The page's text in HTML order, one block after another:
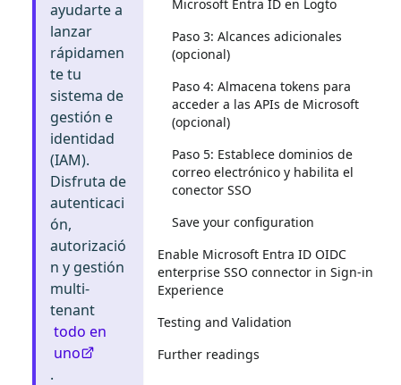
ayudarte a
lanzar
rápidamen
te tu
sistema de
gestión e
identidad
(IAM).
Disfruta de
autenticaci
ón,
autorizació
n y gestión
multi-
tenant
todo en
uno
.
Microsoft Entra ID en Logto
Paso 3: Alcances adicionales
(opcional)
Paso 4: Almacena tokens para
acceder a las APIs de Microsoft
(opcional)
Paso 5: Establece dominios de
correo electrónico y habilita el
conector SSO
Save your configuration
Enable Microsoft Entra ID OIDC
enterprise SSO connector in Sign-in
Experience
Testing and Validation
Further readings